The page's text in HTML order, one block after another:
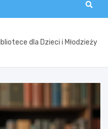
dla Dzieci i Młodzieży